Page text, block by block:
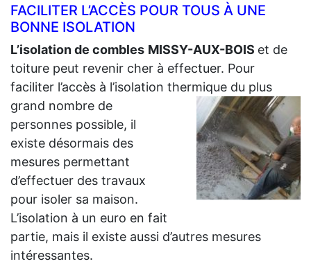
FACILITER L’ACCÈS POUR TOUS À UNE
BONNE ISOLATION
L’isolation de combles MISSY-AUX-BOIS et de
toiture peut revenir cher à effectuer. Pour
faciliter l’accès à l’isolation thermique du plus
grand nombre de
personnes possible, il
existe désormais des
mesures permettant
d’effectuer des travaux
pour isoler sa maison.
L’isolation à un euro en fait
partie, mais il existe aussi d’autres mesures
intéressantes.